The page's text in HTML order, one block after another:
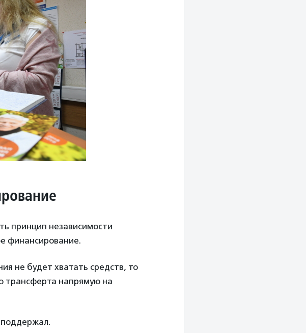
принцип независимости
финансирование.
не будет хватать средств, то
трансферта напрямую на